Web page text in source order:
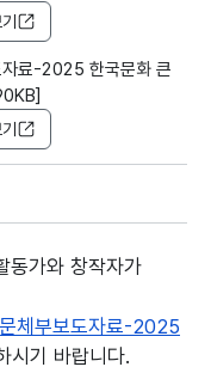
료-2025 한국문화 큰
동가와 창작자가
체부보도자료-2025
시기 바랍니다.